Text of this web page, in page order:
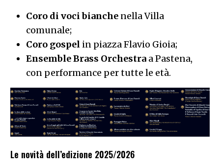
Coro di voci bianchenella Villa
comunale;
Coro gospel in piazza Flavio Gioia;
Ensemble Brass Orchestraa Pastena,
con performance per tutte le età.
Le novità dell’edizione 2025/2026